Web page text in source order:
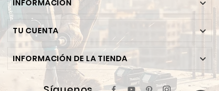
INFORMACIÓN 
TU CUENTA 
INFORMACIÓN DE LA TIENDA 